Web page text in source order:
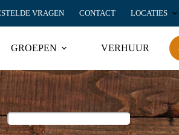
VRAGEN CONTACT LOCATIES
GROEPEN VERHUUR